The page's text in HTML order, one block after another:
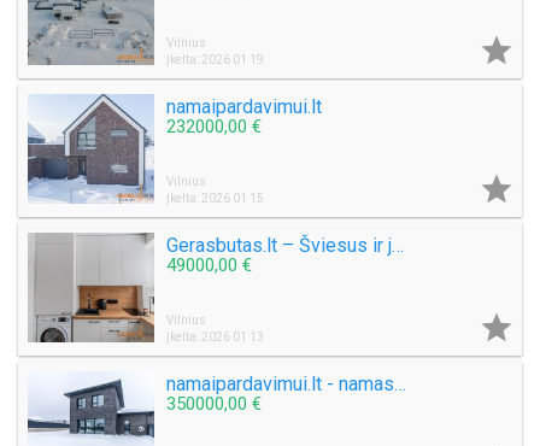
Vilnius
Įkelta: 2026 01 19

namaipardavimui.lt
232000,00 €
Vilnius
Įkelta: 2026 01 15

Gerasbutas.lt – Šviesus ir jaukus butas su virtuve ir san. mazgu
49000,00 €
Vilnius
Įkelta: 2026 01 13

namaipardavimui.lt - namas akligatvyje
350000,00 €